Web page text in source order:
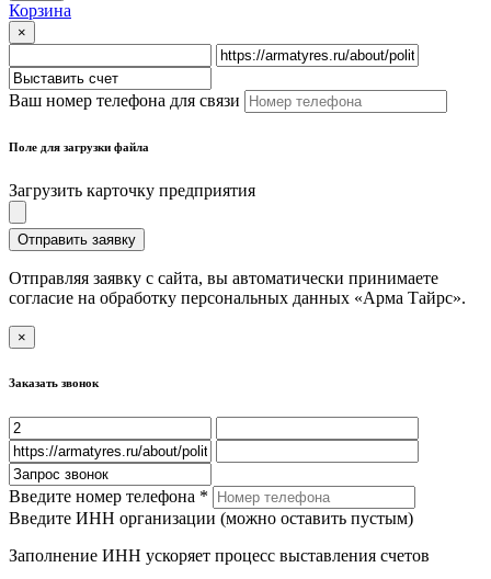
Корзина
×
Ваш номер телефона для связи
Поле для загрузки файла
Загрузить карточку предприятия
Отправить заявку
Отправляя заявку с сайта, вы автоматически принимаете
согласие на обработку персональных данных «Арма Тайрс».
×
Заказать звонок
Введите номер телефона *
Введите ИНН организации (можно оставить пустым)
Заполнение ИНН ускоряет процесс выставления счетов